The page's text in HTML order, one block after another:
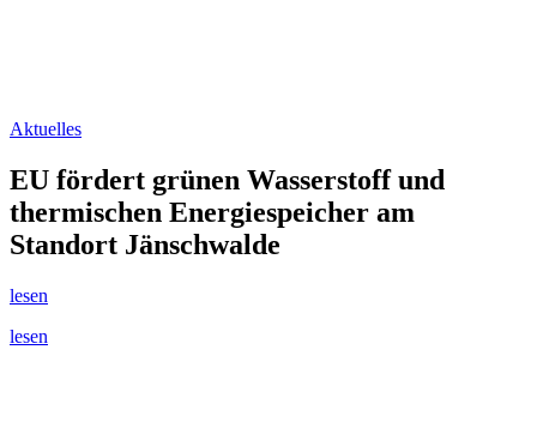
Aktuelles
EU fördert grünen Wasserstoff und
thermischen Energiespeicher am
Standort Jänschwalde
lesen
lesen